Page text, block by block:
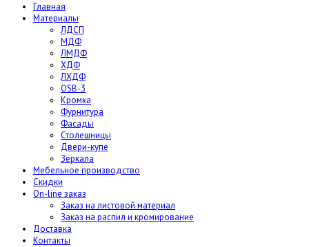
Главная
Материалы
ЛДСП
МДФ
ЛМДФ
ХДФ
ЛХДФ
OSB-3
Кромка
Фурнитура
Фасады
Столешницы
Двери-купе
Зеркала
Мебельное производство
Скидки
On-line заказ
Заказ на листовой материал
Заказ на распил и кромирование
Доставка
Контакты